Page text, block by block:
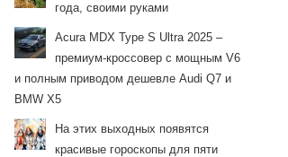
года, своими руками
Acura MDX Type S Ultra 2025 –
премиум-кроссовер с мощным V6
и полным приводом дешевле Audi Q7 и
BMW X5
На этих выходных появятся
красивые гороскопы для пяти